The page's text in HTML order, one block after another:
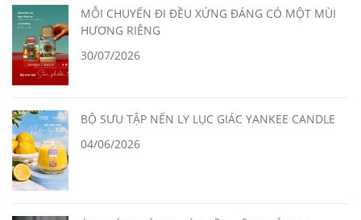
MỖI CHUYẾN ĐI ĐỀU XỨNG ĐÁNG CÓ MỘT MÙI
HƯƠNG RIÊNG
30/07/2026
BỘ SƯU TẬP NẾN LY LỤC GIÁC YANKEE CANDLE
04/06/2026